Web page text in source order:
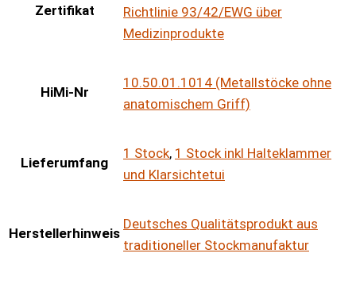
Zertifikat
Richtlinie 93/42/EWG über
Medizinprodukte
HiMi-Nr
10.50.01.1014 (Metallstöcke ohne
anatomischem Griff)
Lieferumfang
1 Stock, 1 Stock inkl Halteklammer
und Klarsichtetui
Herstellerhinweis
Deutsches Qualitätsprodukt aus
traditioneller Stockmanufaktur